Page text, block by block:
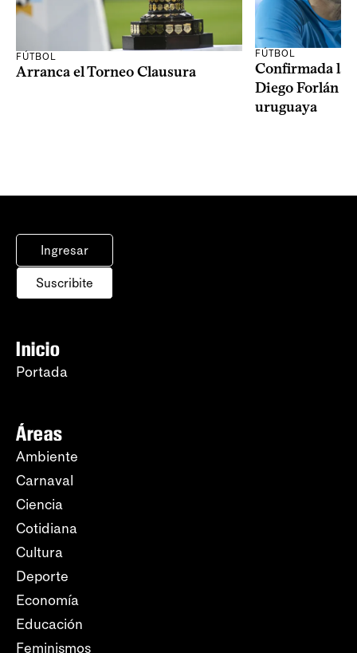
FÚTBOL
Arranca el Torneo Clausura
FÚTBOL
Confirmada la
Diego Forlán
uruguaya
Ingresar
Suscribite
Inicio
Portada
Áreas
Ambiente
Carnaval
Ciencia
Cotidiana
Cultura
Deporte
Economía
Educación
Feminismos